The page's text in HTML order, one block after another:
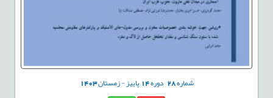
شماره28 دوره14پاییز - زمستان1403